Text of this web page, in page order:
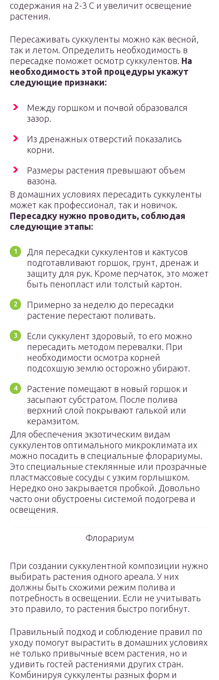
содержания на 2-3 С и увеличит освещение
растения.
Пересаживать суккуленты можно как весной,
так и летом. Определить необходимость в
пересадке поможет осмотр суккулентов. На
необходимость этой процедуры укажут
следующие признаки:
Между горшком и почвой образовался
зазор.
Из дренажных отверстий показались
корни.
Размеры растения превышают объем
вазона.
В домашних условиях пересадить суккуленты
может как профессионал, так и новичок.
Пересадку нужно проводить, соблюдая
следующие этапы:
Для пересадки суккулентов и кактусов
подготавливают горшок, грунт, дренаж и
защиту для рук. Кроме перчаток, это может
быть пенопласт или толстый картон.
Примерно за неделю до пересадки
растение перестают поливать.
Если суккулент здоровый, то его можно
пересадить методом перевалки. При
необходимости осмотра корней
подсохшую землю осторожно убирают.
Растение помещают в новый горшок и
засыпают субстратом. После полива
верхний слой покрывают галькой или
керамзитом.
Для обеспечения экзотическим видам
суккулентов оптимального микроклимата их
можно посадить в специальные флорариумы.
Это специальные стеклянные или прозрачные
пластмассовые сосуды с узким горлышком.
Нередко оно закрывается пробкой. Довольно
часто они обустроены системой подогрева и
освещения.
Флорариум
При создании суккулентной композиции нужно
выбирать растения одного ареала. У них
должны быть схожими режим полива и
потребность в освещении. Если не учитывать
это правило, то растения быстро погибнут.
Правильный подход и соблюдение правил по
уходу помогут вырастить в домашних условиях
не только привычные всем растения, но и
удивить гостей растениями других стран.
Комбинируя суккуленты разных форм и